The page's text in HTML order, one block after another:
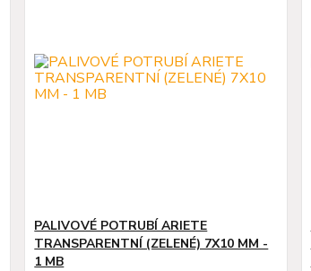
PALIVOVÉ POTRUBÍ ARIETE
TRANSPARENTNÍ (ZELENÉ) 7X10 MM -
1 MB